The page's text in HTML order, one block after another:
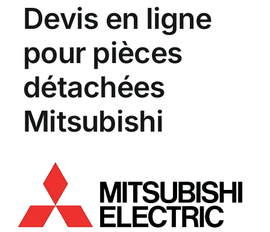
Devis en ligne
pour pièces
détachées
Mitsubishi